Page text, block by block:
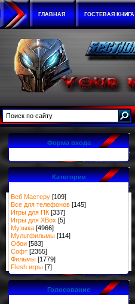
ГЛАВНАЯ ГОСТЕВАЯ КНИГА
Форма входа
Категории
Веб Мастеру [109]
Все для телефонов [145]
Игры для ПК [337]
Игры для XBox [5]
Музыка [4966]
Мультфильмы [114]
Обои [583]
Софт [2355]
Фильмы [1779]
Flesh игры [7]
Голосование